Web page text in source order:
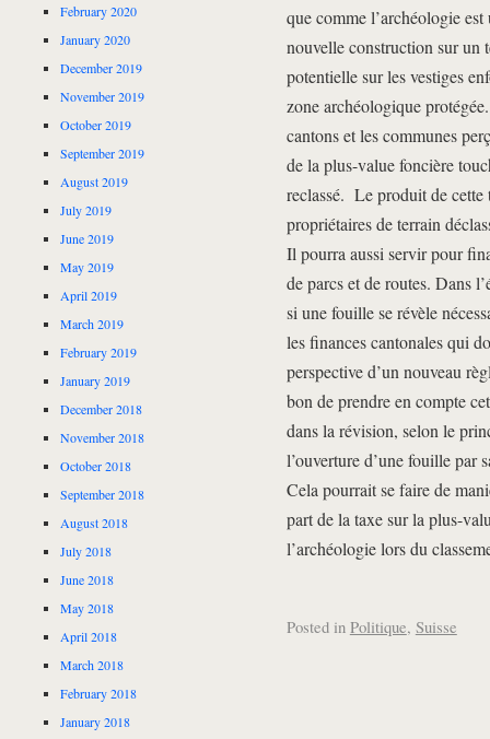
que comme l’archéologie
nouvelle construction sur un
potentielle sur les vestiges
zone archéologique
cantons et les communes
de la plus-value foncière
reclassé. Le produit de cette
propriétaires de terrain
Il pourra aussi servir pour
de parcs et de routes. Dans
si une fouille se révèle
les finances cantonales qui
perspective d’un nouveau
bon de prendre en compte
dans la révision, selon le
l’ouverture d’une fouille par
Cela pourrait se faire de
part de la taxe sur la plus-
l’archéologie lors du
Posted in Politique, Suisse
February 2020
January 2020
December 2019
November 2019
October 2019
September 2019
August 2019
July 2019
June 2019
May 2019
April 2019
March 2019
February 2019
January 2019
December 2018
November 2018
October 2018
September 2018
August 2018
July 2018
June 2018
May 2018
April 2018
March 2018
February 2018
January 2018